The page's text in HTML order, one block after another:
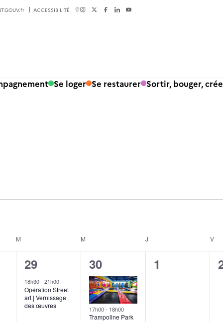
ACCESSIBILITÉ
Se loger Se restaurer Sortir, bouger,
M
M
J
V
1
évènement,
29
18h30- 21h00
Opération Street
art | Vernissage
des œuvres
1
évènement,
30
17h00- 18h00
Trampoline Park
0
1